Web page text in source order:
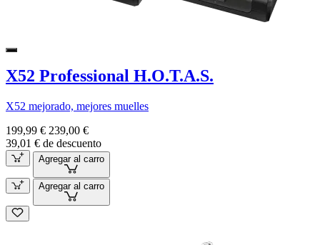
X52 Professional H.O.T.A.S.
X52 mejorado, mejores muelles
199,99 € 239,00 €
39,01 € de descuento
Agregar al carro
Agregar al carro